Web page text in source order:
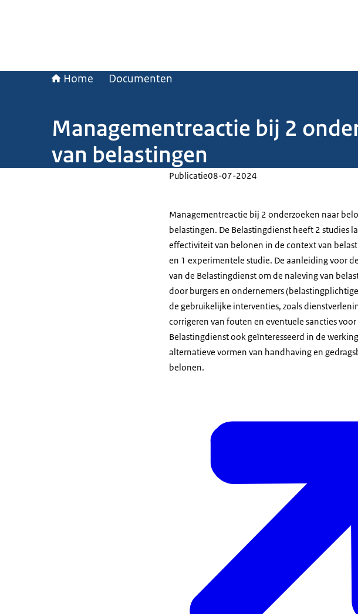
Home Documenten
Managementreactie bij 2
van belastingen
Publicatie08-07-2024
Managementreactie bij 2 onderzoeken naar
belastingen. De Belastingdienst heeft 2 studies
effectiviteit van belonen in de context van
en 1 experimentele studie. De aanleiding voor
van de Belastingdienst om de naleving van
door burgers en ondernemers
de gebruikelijke interventies, zoals
corrigeren van fouten en eventuele sancties
Belastingdienst ook geïnteresseerd in de
alternatieve vormen van handhaving en
belonen.